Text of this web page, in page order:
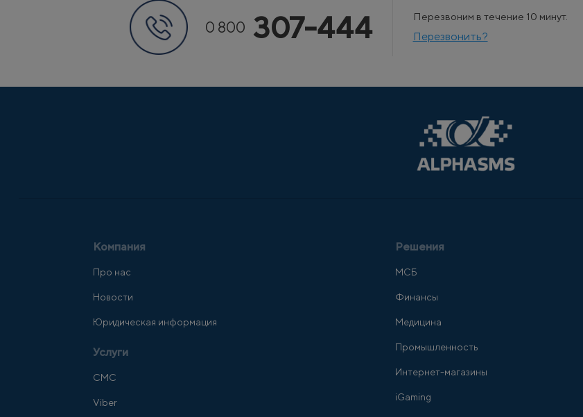
0 800 307-444 Перезвоним в течение 10 минут.
Перезвонить?
Компания
Про нас
Новости
Юридическая информация
Услуги
СМС
Viber
Решения
МСБ
Финансы
Медицина
Промышленность
Интернет-магазины
iGaming